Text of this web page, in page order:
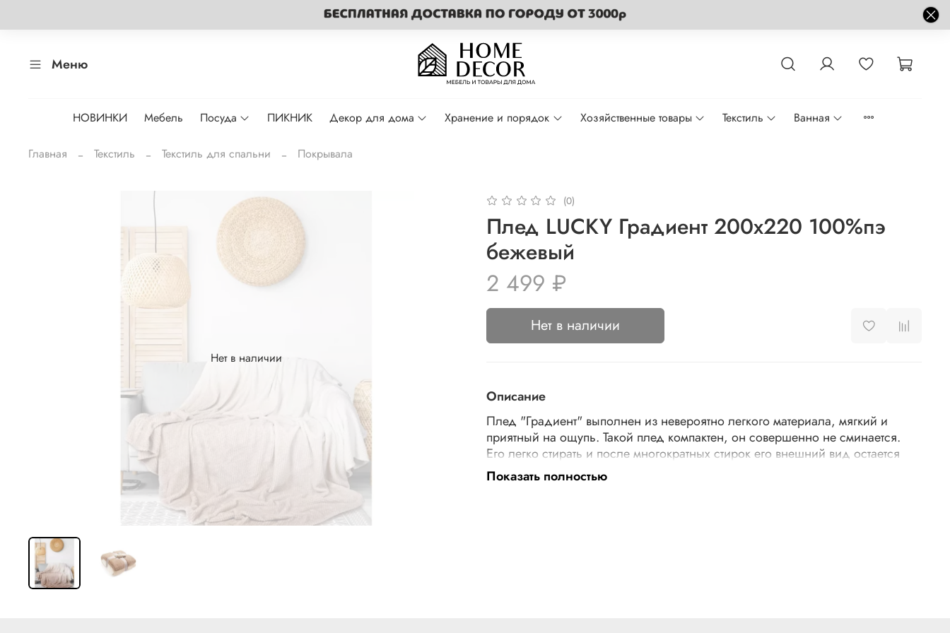
Меню
НОВИНКИ Мебель Посуда ПИКНИК Декор для дома Хранение и порядок Хозяйственные товары Текстиль Ванная
Главная Текстиль Текстиль для спальни Покрывала
Нет в наличии
(0)
Плед LUCKY Градиент 200x220 100%пэ
бежевый
2 499 ₽
Нет в наличии
Описание
Плед "Градиент" выполнен из невероятно легкого материала, мягкий и
приятный на ощупь. Такой плед компактен, он совершенно не сминается.
Его легко стирать и после многократных стирок его внешний вид остается
неизменным. Рекомендована деликатная машинная стирка при 30 градусах,
быстро сохнет. Размер пледа: 200х220 см.
Показать полностью